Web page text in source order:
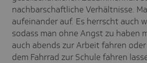
nachbarschaftliche Verhältnisse.
aufeinander auf. Es herrscht auch
sodass man ohne Angst zu haben
auch abends zur Arbeit fahren
dem Fahrrad zur Schule fahren